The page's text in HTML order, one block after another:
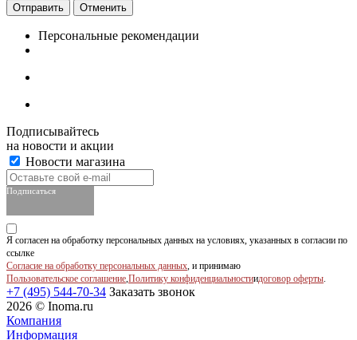
Отменить
Персональные рекомендации
Подписывайтесь
на новости и акции
Новости магазина
Подписаться
Я согласен на обработку персональных данных на условиях, указанных в согласии по
ссылке
Согласие на обработку персональных данных, и принимаю
Пользовательское соглашение,Политику конфиденциальностиидоговор оферты.
+7 (495) 544-70-34 Заказать звонок
2026 © Inoma.ru
Компания
Информация